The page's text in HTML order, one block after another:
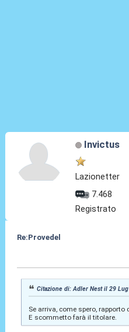
Invictus
Lazionetter
7.468
Registrato
Re:Provedel
Citazione di: Adler Nest il 29
Se arriva, come spero, rapporto
E scommetto farà il titolare.